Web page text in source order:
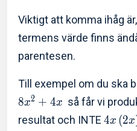
Viktigt att komma ihåg
termens värde finns
parentesen.
Till exempel om du ska
8x2 + 4x så får vi
resultat och INTE 4x (2x